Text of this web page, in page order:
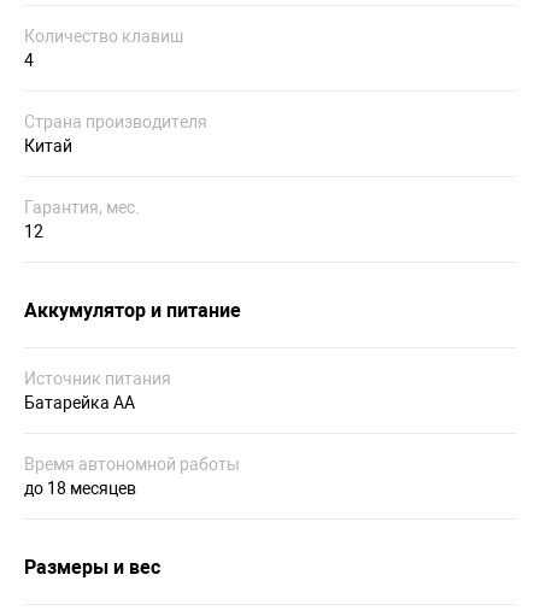
Количество клавиш
4
Страна производителя
Китай
Гарантия, мес.
12
Аккумулятор и питание
Источник питания
Батарейка AA
Время автономной работы
до 18 месяцев
Размеры и вес